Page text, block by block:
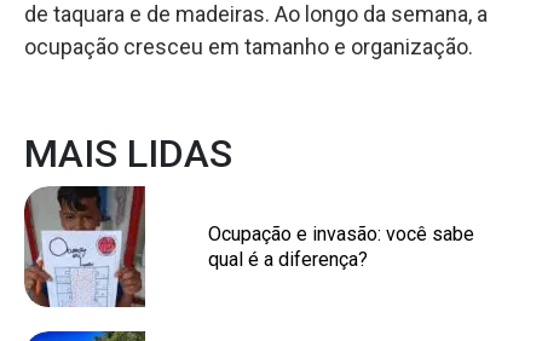
de taquara e de madeiras. Ao longo da semana, a
ocupação cresceu em tamanho e organização.
MAIS LIDAS
Ocupação e invasão: você sabe
qual é a diferença?